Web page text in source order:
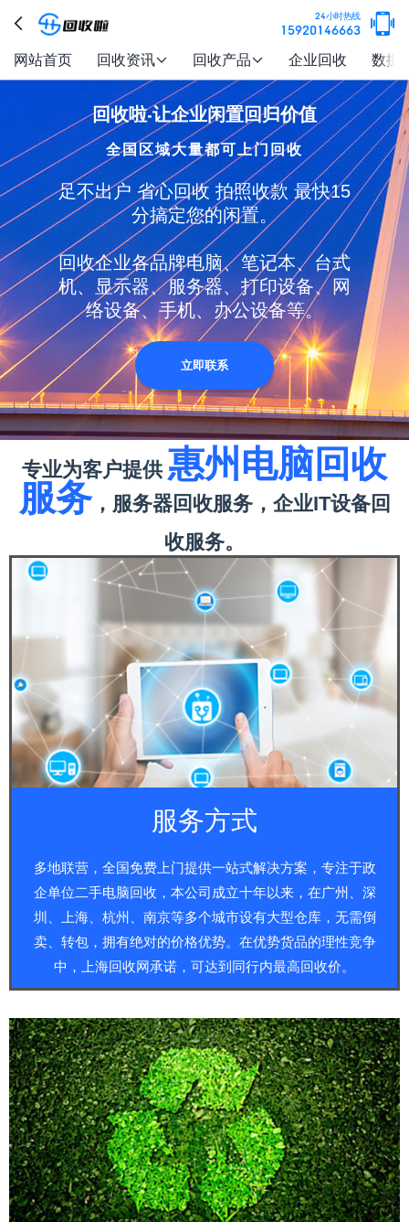
 24小时热线
15920146663 
网站首页 回收资讯 回收产品 企业回收 数据
回收啦-让企业闲置回归价值
全国区域大量都可上门回收
足不出户 省心回收 拍照收款 最快15
分搞定您的闲置。
回收企业各品牌电脑、笔记本、台式
机、显示器、服务器、打印设备、网
络设备、手机、办公设备等。
立即联系
专业为客户提供 惠州电脑回收
服务，服务器回收服务， 企业IT设备回
收服务。
服务方式
多地联营，全国免费上门提供一站式解决方案，专注于政
企单位二手电脑回收，本公司成立十年以来，在广州、深
圳、上海、杭州、南京等多个城市设有大型仓库，无需倒
卖、转包，拥有绝对的价格优势。在优势货品的理性竞争
中，上海回收网承诺，可达到同行内最高回收价。